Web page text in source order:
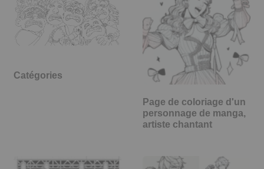
Catégories
Page de coloriage d'un
personnage de manga,
artiste chantant